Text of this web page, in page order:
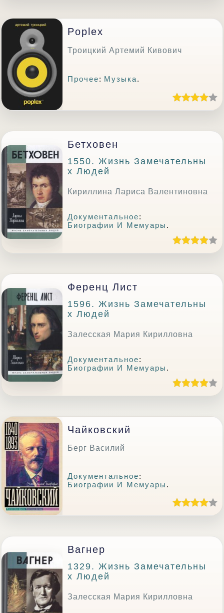
Poplex
Троицкий Артемий Кивович
Прочее: Музыка.
Бетховен
1550. Жизнь Замечательны
Х Людей
Кириллина Лариса Валентиновна
Документальное:
Биографии И Мемуары .
Ференц Лист
1596. Жизнь Замечательны
Х Людей
Залесская Мария Кирилловна
Документальное:
Биографии И Мемуары .
Чайковский
Берг Василий
Документальное:
Биографии И Мемуары .
Вагнер
1329. Жизнь Замечательны
Х Людей
Залесская Мария Кирилловна